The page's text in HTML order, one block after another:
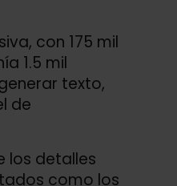
con 175 mil
1.5 mil
texto,
de
los detalles
como los